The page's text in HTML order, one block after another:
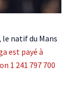
le natif du Mans
est payé à
1 241 797 700